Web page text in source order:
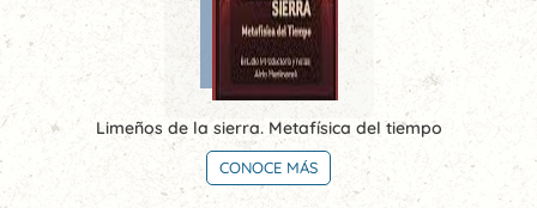
Limeños de la sierra. Metafísica del tiempo
CONOCE MÁS